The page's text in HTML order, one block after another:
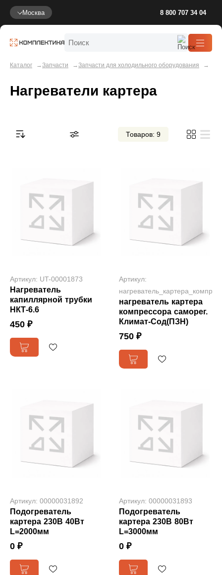
Москва 8 800 707 34 04
Каталог Запчасти Запчасти для холодильного оборудования
Нагреватели картера
Товаров: 9
Артикул: UT-00001873
Нагреватель
капиллярной трубки
НКТ-6.6
450 ₽
Артикул:
нагреватель_картера_компр
нагреватель картера
компрессора саморег.
Климат-Сод(ПЗН)
750 ₽
Артикул: 00000031892
Подогреватель
картера 230В 40Вт
L=2000мм
0 ₽
Артикул: 00000031893
Подогреватель
картера 230В 80Вт
L=3000мм
0 ₽